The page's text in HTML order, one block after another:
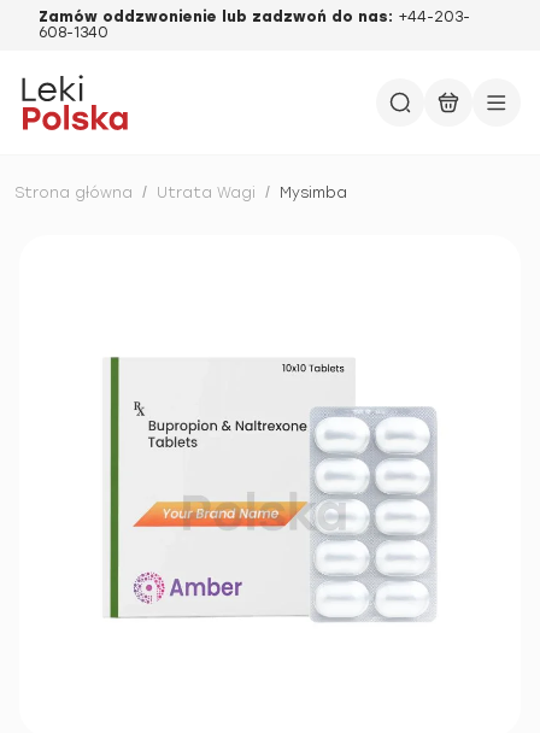
Zamów oddzwonienie lub zadzwoń do nas: +44-203-
608-1340
Strona główna / Utrata Wagi / Mysimba